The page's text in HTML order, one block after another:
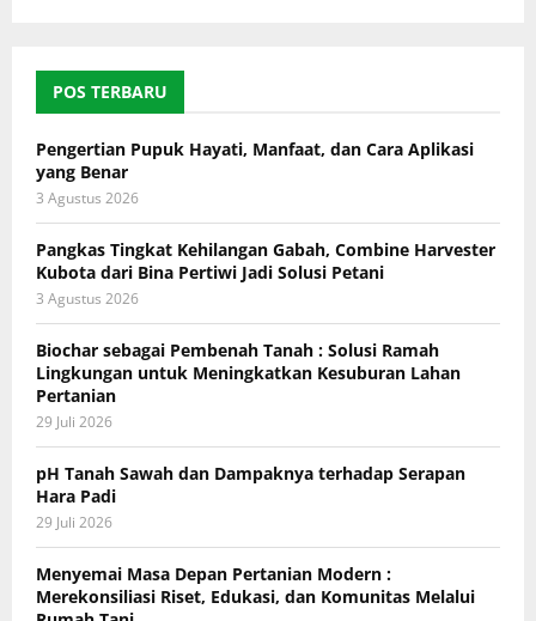
POS TERBARU
Pengertian Pupuk Hayati, Manfaat, dan Cara Aplikasi
yang Benar
3 Agustus 2026
Pangkas Tingkat Kehilangan Gabah, Combine Harvester
Kubota dari Bina Pertiwi Jadi Solusi Petani
3 Agustus 2026
Biochar sebagai Pembenah Tanah : Solusi Ramah
Lingkungan untuk Meningkatkan Kesuburan Lahan
Pertanian
29 Juli 2026
pH Tanah Sawah dan Dampaknya terhadap Serapan
Hara Padi
29 Juli 2026
Menyemai Masa Depan Pertanian Modern :
Merekonsiliasi Riset, Edukasi, dan Komunitas Melalui